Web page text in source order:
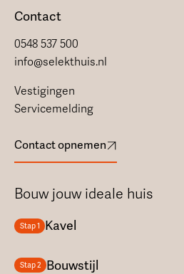
Contact
0548 537 500
info@selekthuis.nl
Vestigingen
Servicemelding
Contact opnemen
Bouw jouw ideale huis
Stap 1 Kavel
Stap 2 Bouwstijl